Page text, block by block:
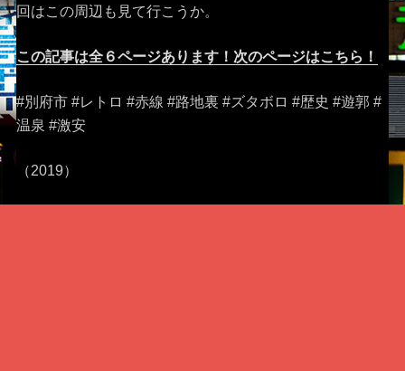
回はこの周辺も見て行こうか。
この記事は全６ページあります！次のページはこちら！
#別府市 #レトロ #赤線 #路地裏 #ズタボロ #歴史 #遊郭 #
温泉 #激安
（2019）